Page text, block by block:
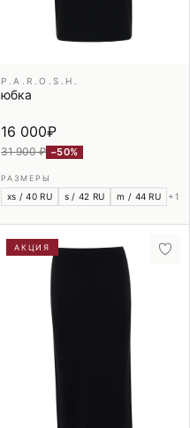
P.A.R.O.S.H.
юбка
16 000₽
31 900 ₽ −50%
РАЗМЕРЫ
xs / 40 RU s / 42 RU m / 44 RU +1
АКЦИЯ